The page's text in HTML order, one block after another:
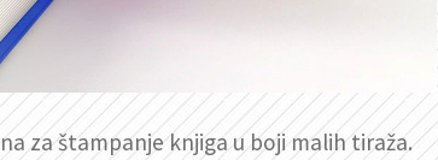
za štampanje knjiga u boji malih tiraža.